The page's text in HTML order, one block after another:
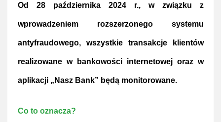
Od 28 października 2024 r., w związku z
wprowadzeniem rozszerzonego systemu
antyfraudowego, wszystkie transakcje klientów
realizowane w bankowości internetowej oraz w
aplikacji „Nasz Bank” będą monitorowane.
Co to oznacza?